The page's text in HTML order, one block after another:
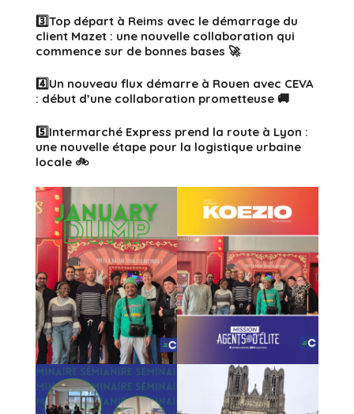
3️⃣Top départ à Reims avec le démarrage du
client Mazet : une nouvelle collaboration qui
commence sur de bonnes bases 🚀
4️⃣Un nouveau flux démarre à Rouen avec CEVA
: début d’une collaboration prometteuse 🚚
5️⃣Intermarché Express prend la route à Lyon :
une nouvelle étape pour la logistique urbaine
locale 🚲